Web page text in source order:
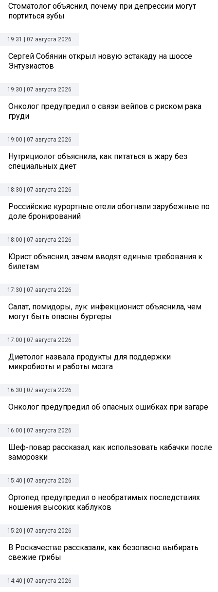
Стоматолог объяснил, почему при депрессии могут
портиться зубы
19:31 | 07 августа 2026
Сергей Собянин открыл новую эстакаду на шоссе
Энтузиастов
19:30 | 07 августа 2026
Онколог предупредил о связи вейпов с риском рака
груди
19:00 | 07 августа 2026
Нутрициолог объяснила, как питаться в жару без
специальных диет
18:30 | 07 августа 2026
Российские курортные отели обогнали зарубежные по
доле бронирований
18:00 | 07 августа 2026
Юрист объяснил, зачем вводят единые требования к
билетам
17:30 | 07 августа 2026
Салат, помидоры, лук: инфекционист объяснила, чем
могут быть опасны бургеры
17:00 | 07 августа 2026
Диетолог назвала продукты для поддержки
микробиоты и работы мозга
16:30 | 07 августа 2026
Онколог предупредил об опасных ошибках при загаре
16:00 | 07 августа 2026
Шеф-повар рассказал, как использовать кабачки после
заморозки
15:40 | 07 августа 2026
Ортопед предупредил о необратимых последствиях
ношения высоких каблуков
15:20 | 07 августа 2026
В Роскачестве рассказали, как безопасно выбирать
свежие грибы
14:40 | 07 августа 2026